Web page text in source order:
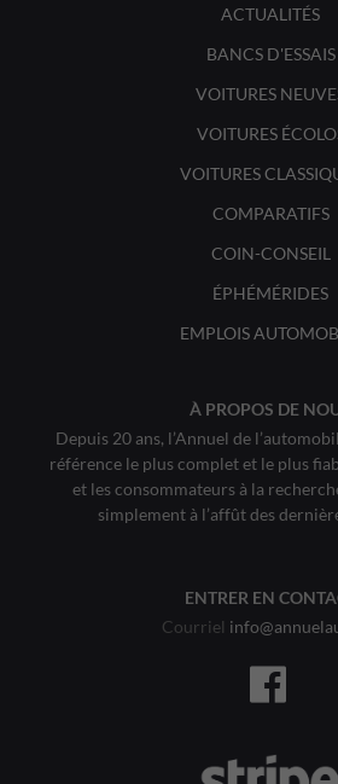
ACTUALITÉS
BANCS D'ESSAIS
VOITURES
VOITURES
VOITURES
COMPARATIFS
COIN-CONSEIL
ÉPHÉMÉRIDES
EMPLOIS
À PROPOS DE
Depuis 20 ans, l’Annuel de
référence le plus complet et le plus
et les consommateurs à la
simplement à l’affût des
ENTRER EN
Courriel